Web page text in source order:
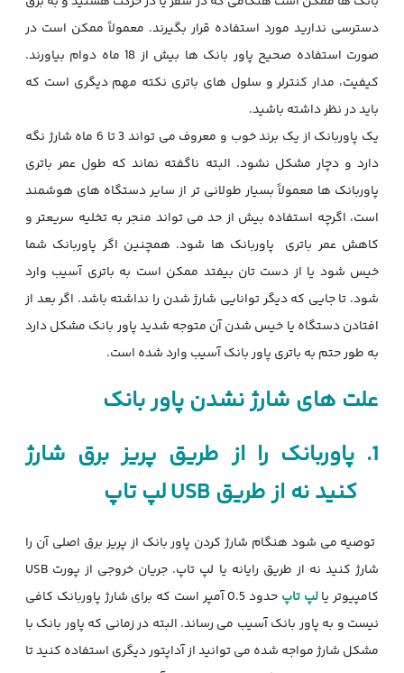
دسترسی ندارید مورد استفاده قرار بگیرند. معمولاً ممکن است در
صورت استفاده صحیح پاور بانک ها بیش از 18 ماه دوام بیاورند.
کیفیت، مدار کنترلر و سلول های باتری نکته مهم دیگری است که
باید در نظر داشته باشید.
یک پاوربانک از یک برند خوب و معروف می تواند 3 تا 6 ماه شارژ نگه
دارد و دچار مشکل نشود. البته ناگفته نماند که طول عمر باتری
پاوربانک ها معمولاً بسیار طولانی تر از سایر دستگاه های هوشمند
است، اگرچه استفاده بیش از حد می تواند منجر به تخلیه سریعتر و
کاهش عمر باتری
پاوربانک ها شود. همچنین اگر پاوربانک شما
خیس شود یا از دست تان بیفتد ممکن است به باتری آسیب وارد
شود. تا جایی که دیگر توانایی شارژ شدن را نداشته باشد. اگر بعد از
افتادن دستگاه یا خیس شدن آن متوجه شدید پاور بانک مشکل دارد
به طور حتم به باتری پاور بانک آسیب وارد شده است.
علت های شارژ نشدن پاور بانک
1. پاوربانک را از طریق پریز برق شارژ
کنید نه از طریق USBلپ تاپ
توصیه می شود هنگام شارژ کردن پاور بانک از پریز برق اصلی آن را
شارژ کنید نه از طریق رایانه یا لپ تاپ. جریان خروجی از پورت USB
کامپیوتر یالپ تاپ
حدود 0.5 آمپر است که برای شارژ پاوربانک کافی
نیست و به پاور بانک آسیب می رساند. البته در زمانی که پاور بانک با
مشکل شارژ مواجه شده می توانید از آداپتور دیگری استفاده کنید تا